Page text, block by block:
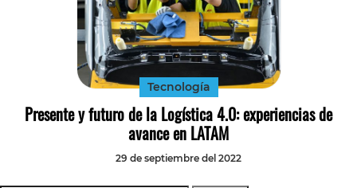
Tecnología
Presente y futuro de la Logística 4.0: experiencias de
avance en LATAM
29 de septiembre del 2022